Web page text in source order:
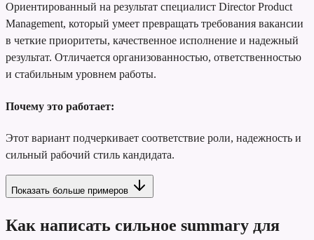
Ориентированный на результат специалист Director Product
Management, который умеет превращать требования вакансии
в четкие приоритеты, качественное исполнение и надежный
результат. Отличается организованностью, ответственностью
и стабильным уровнем работы.
Почему это работает:
Этот вариант подчеркивает соответствие роли, надежность и
сильный рабочий стиль кандидата.
Показать больше примеров
Как написать сильное summary для